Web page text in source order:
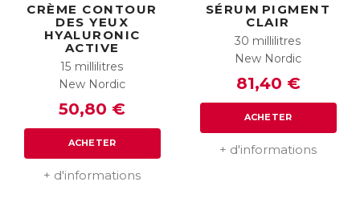
CRÈME CONTOUR
DES YEUX
HYALURONIC
ACTIVE
15 millilitres
New Nordic
50,80 €
ACHETER
+ d'informations
SÉRUM PIGMENT
CLAIR
30 millilitres
New Nordic
81,40 €
ACHETER
+ d'informations